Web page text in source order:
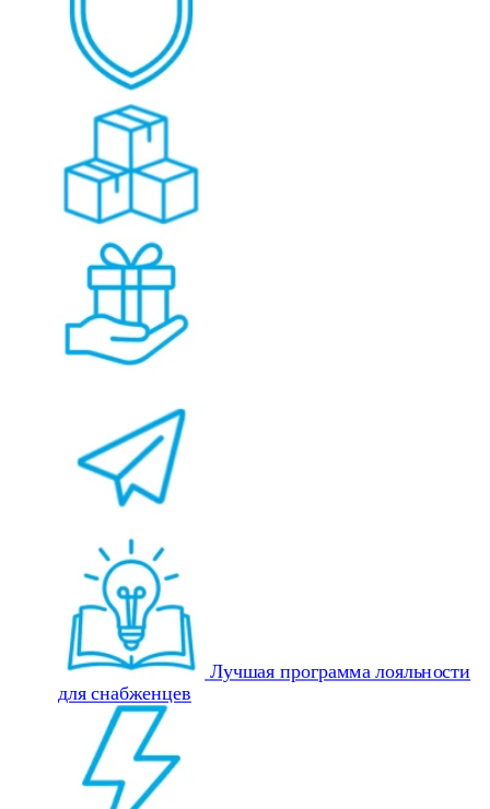
Лучшая программа лояльности
для снабженцев